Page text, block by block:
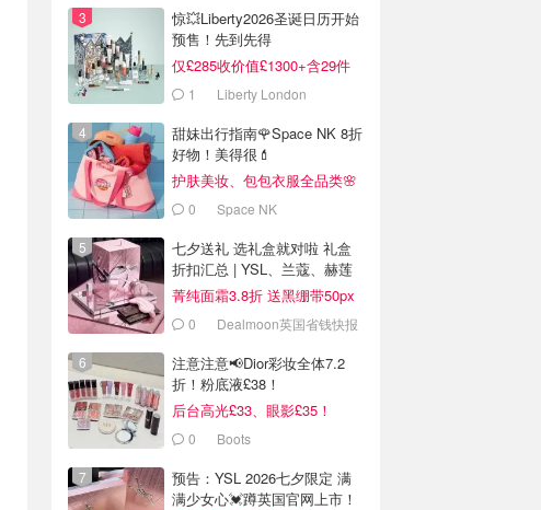
惊💥Liberty2026圣诞日历开始
预售！先到先得
仅£285收价值£1300+含29件
1 Liberty London
甜妹出行指南🌹Space NK 8折
好物！美得很💄
护肤美妆、包包衣服全品类🌸
0 Space NK
七夕送礼 选礼盒就对啦 礼盒
折扣汇总 | YSL、兰蔻、赫莲
娜
菁纯面霜3.8折 送黑绷带50px
等40ml
0 Dealmoon英国省钱快报
注意注意📢Dior彩妆全体7.2
折！粉底液£38！
后台高光£33、眼影£35！
0 Boots
预告：YSL 2026七夕限定 满
满少女心💓蹲英国官网上市！